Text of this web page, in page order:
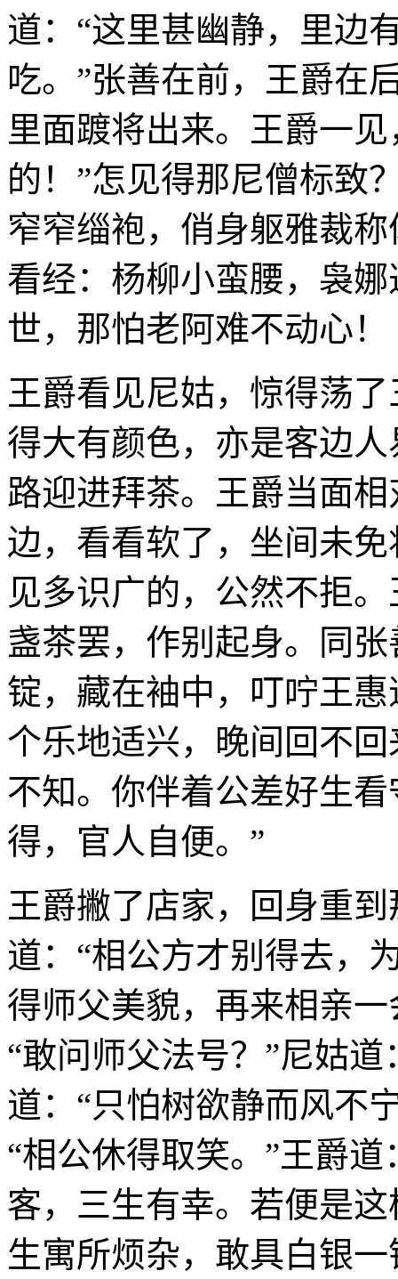
道：“这里甚幽静，里边
吃。”张善在前，王爵在
里面踱将出来。王爵一
的！”怎见得那尼僧标致
窄窄缁袍，俏身躯雅裁
看经：杨柳小蛮腰，袅
世，那怕老阿难不动心！
王爵看见尼姑，惊得荡
得大有颜色，亦是客边
路迎进拜茶。王爵当面
边，看看软了，坐间未
见多识广的，公然不拒
盏茶罢，作别起身。同
锭，藏在袖中，叮咛王
个乐地适兴，晚间回不
不知。你伴着公差好生
得，官人自便。”
王爵撇了店家，回身重
道：“相公方才别得去，
得师父美貌，再来相亲
“敢问师父法号？”尼姑
道：“只怕树欲静而风不
“相公休得取笑。”王爵
客，三生有幸。若便是
生寓所烦杂，敢具白银